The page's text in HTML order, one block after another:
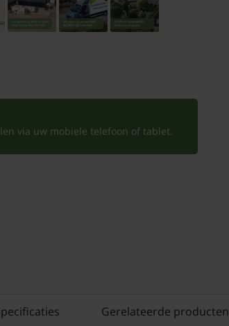
via uw mobiele telefoon of tablet.
Gerelateerde producten